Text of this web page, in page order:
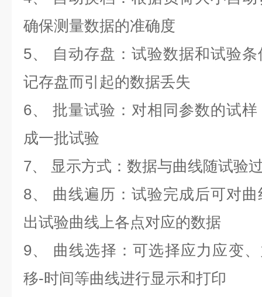
确保测量数据的准确度
5、 自动存盘：试验数据和试验
记存盘而引起的数据丢失
6、 批量试验：对相同参数的试
成一批试验
7、 显示方式：数据与曲线随试验
8、 曲线遍历：试验完成后可对
出试验曲线上各点对应的数据
9、 曲线选择：可选择应力应变
移-时间等曲线进行显示和打印